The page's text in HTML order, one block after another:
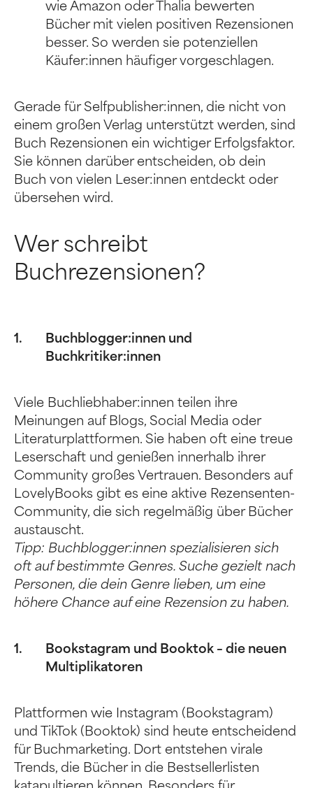
wie Amazon oder Thalia bewerten
Bücher mit vielen positiven Rezensionen
besser. So werden sie potenziellen
Käufer:innen häufiger vorgeschlagen.
Gerade für Selfpublisher:innen, die nicht von
einem großen Verlag unterstützt werden, sind
Buch Rezensionen ein wichtiger Erfolgsfaktor.
Sie können darüber entscheiden, ob dein
Buch von vielen Leser:innen entdeckt oder
übersehen wird.
Wer schreibt
Buchrezensionen?
Buchblogger:innen und
Buchkritiker:innen
Viele Buchliebhaber:innen teilen ihre
Meinungen auf Blogs, Social Media oder
Literaturplattformen. Sie haben oft eine treue
Leserschaft und genießen innerhalb ihrer
Community großes Vertrauen. Besonders auf
LovelyBooks gibt es eine aktive Rezensenten-
Community, die sich regelmäßig über Bücher
austauscht.
Tipp: Buchblogger:innen spezialisieren sich
oft auf bestimmte Genres. Suche gezielt nach
Personen, die dein Genre lieben, um eine
höhere Chance auf eine Rezension zu haben.
Bookstagram und Booktok – die neuen
Multiplikatoren
Plattformen wie Instagram (Bookstagram)
und TikTok (Booktok) sind heute entscheidend
für Buchmarketing. Dort entstehen virale
Trends, die Bücher in die Bestsellerlisten